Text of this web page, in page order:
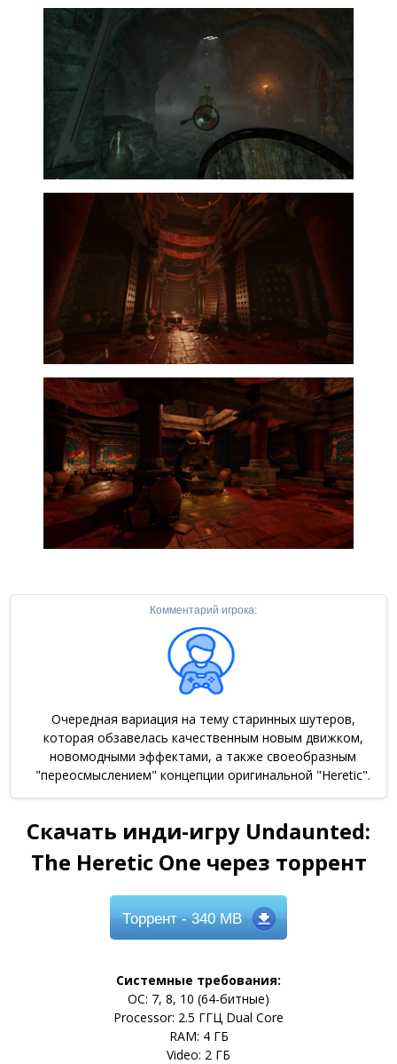
Комментарий игрока:
Очередная вариация на тему старинных шутеров,
которая обзавелась качественным новым движком,
новомодными эффектами, а также своеобразным
"переосмыслением" концепции оригинальной "Heretic".
Скачать инди-игру Undaunted:
The Heretic One через торрент
Торрент- 340 MB
Системные требования:
ОС: 7, 8, 10 (64-битные)
Processor: 2.5 ГГЦ Dual Core
RAM: 4 ГБ
Video: 2 ГБ